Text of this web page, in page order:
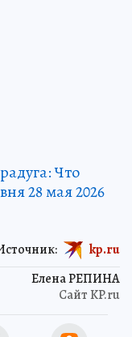
Что
28 мая 2026
Елена РЕПИНА
Сайт KP.ru
kp.ru